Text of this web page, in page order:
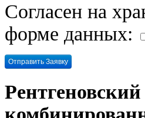
Согласен на
форме данных: